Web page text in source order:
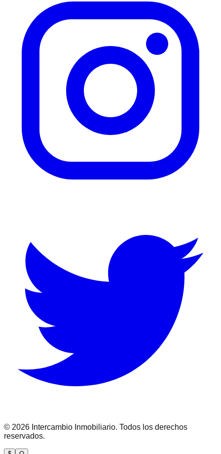
© 2026 Intercambio Inmobiliario. Todos los derechos
reservados.